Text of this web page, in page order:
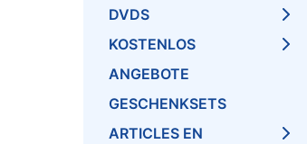
DVDS
KOSTENLOS
ANGEBOTE
GESCHENKSETS
ARTICLES EN